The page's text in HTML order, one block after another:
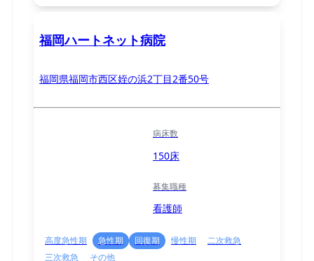
福岡ハートネット病院
福岡県福岡市西区姪の浜2丁目2番50号
病床数
150床
募集職種
看護師
高度急性期 急性期 回復期 慢性期
二次救急
三次救急
その他